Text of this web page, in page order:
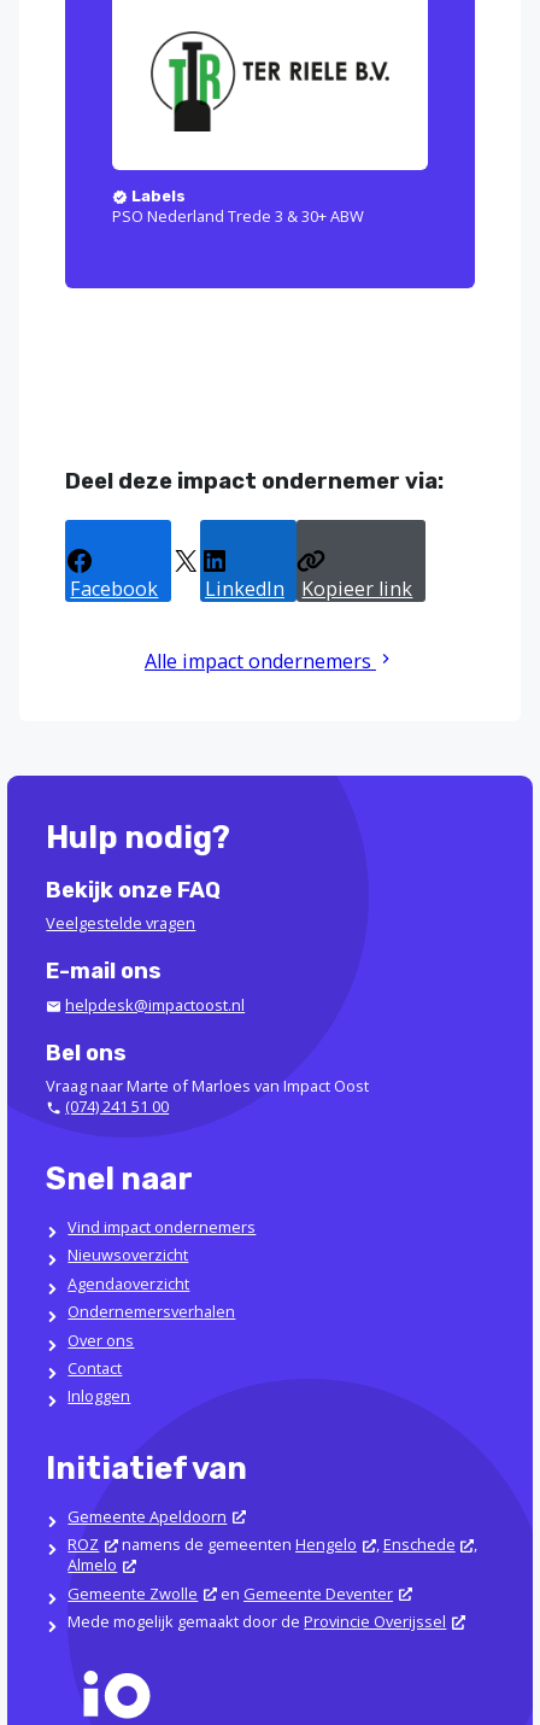
Labels
PSO Nederland Trede 3 & 30+ ABW
Deel deze impact ondernemer via:
Facebook LinkedIn Kopieer link
Alle impact ondernemers
Hulp nodig?
Bekijk onze FAQ
Veelgestelde vragen
E-mail ons
helpdesk@impactoost.nl
Bel ons
Vraag naar Marte of Marloes van Impact Oost
(074) 241 51 00
Snel naar
Vind impact ondernemers
Nieuwsoverzicht
Agendaoverzicht
Ondernemersverhalen
Over ons
Contact
Inloggen
Initiatief van
Gemeente Apeldoorn
ROZ
namens de gemeentenHengelo ,Enschede
,
Almelo
Gemeente Zwolle
en Gemeente Deventer
Mede mogelijk gemaakt door deProvincie Overijssel